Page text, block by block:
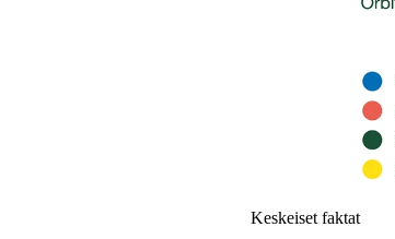
Keskeiset faktat